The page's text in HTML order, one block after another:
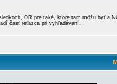
OR pre také, ktoré tam môžu byť a
časť reťazca pri vyhľadávaní.